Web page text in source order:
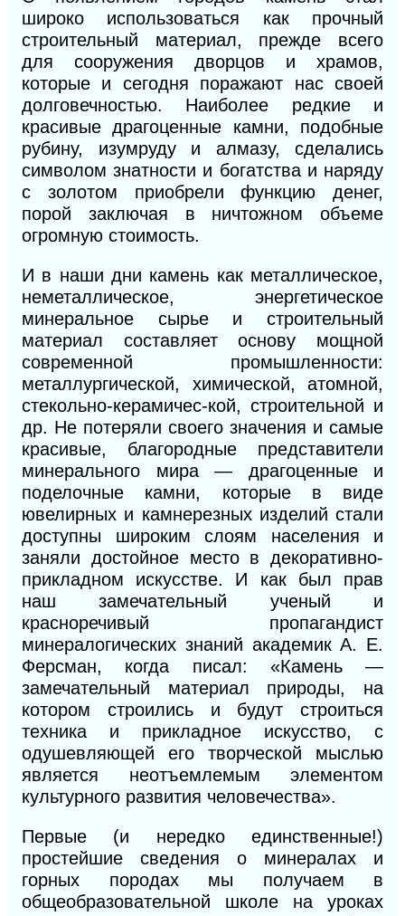
широко использоваться как прочный
строительный материал, прежде всего
для сооружения дворцов и храмов,
которые и сегодня поражают нас своей
долговечностью. Наиболее редкие и
красивые драгоценные камни, подобные
рубину, изумруду и алмазу, сделались
символом знатности и богатства и наряду
с золотом приобрели функцию денег,
порой заключая в ничтожном объеме
огромную стоимость.
И в наши дни камень как металлическое,
неметаллическое, энергетическое
минеральное сырье и строительный
материал составляет основу мощной
современной промышленности:
металлургической, химической, атомной,
стекольно-керамичес-кой, строительной и
др. Не потеряли своего значения и самые
красивые, благородные представители
минерального мира — драгоценные и
поделочные камни, которые в виде
ювелирных и камнерезных изделий стали
доступны широким слоям населения и
заняли достойное место в декоративно-
прикладном искусстве. И как был прав
наш замечательный ученый и
красноречивый пропагандист
минералогических знаний академик А. Е.
Ферсман, когда писал: «Камень —
замечательный материал природы, на
котором строились и будут строиться
техника и прикладное искусство, с
одушевляющей его творческой мыслью
является неотъемлемым элементом
культурного развития человечества».
Первые (и нередко единственные!)
простейшие сведения о минералах и
горных породах мы получаем в
общеобразовательной школе на уроках